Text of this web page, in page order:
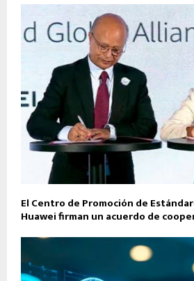
El Centro de Promoción de
Huawei firman un acuerdo de